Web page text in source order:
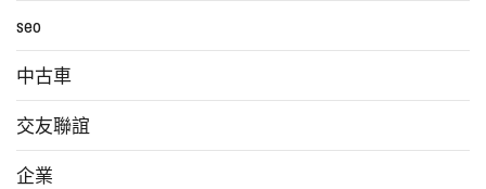
seo
中古車
交友聯誼
企業